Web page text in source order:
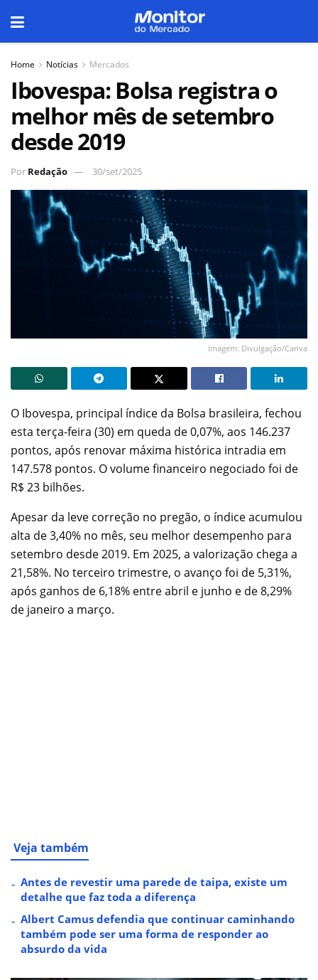
Home Notícias Mercados
Ibovespa: Bolsa registra o
melhor mês de setembro
desde 2019
Por Redação 30/set/2025
Imagem: Divulgação/Canva
O Ibovespa, principal índice da Bolsa brasileira, fechou
esta terça-feira (30) em queda de 0,07%, aos 146.237
pontos, após renovar máxima histórica intradia em
147.578 pontos. O volume financeiro negociado foi de
R$ 23 bilhões.
Apesar da leve correção no pregão, o índice acumulou
alta de 3,40% no mês, seu melhor desempenho para
setembro desde 2019. Em 2025, a valorização chega a
21,58%. No terceiro trimestre, o avanço foi de 5,31%,
após ganhos de 6,18% entre abril e junho e de 8,29%
de janeiro a março.
Veja também
Antes de revestir uma parede de taipa, existe um
detalhe que faz toda a diferença
Albert Camus defendia que continuar caminhando
também pode ser uma forma de responder ao
absurdo da vida